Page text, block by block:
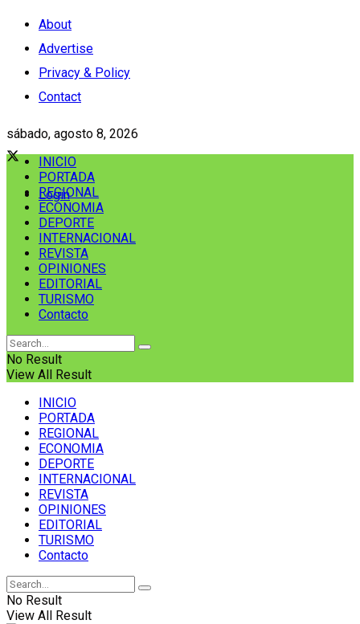
About
Advertise
Privacy & Policy
Contact
sábado, agosto 8, 2026
Login
INICIO
PORTADA
REGIONAL
ECONOMIA
DEPORTE
INTERNACIONAL
REVISTA
OPINIONES
EDITORIAL
TURISMO
Contacto
No Result
View All Result
INICIO
PORTADA
REGIONAL
ECONOMIA
DEPORTE
INTERNACIONAL
REVISTA
OPINIONES
EDITORIAL
TURISMO
Contacto
No Result
View All Result